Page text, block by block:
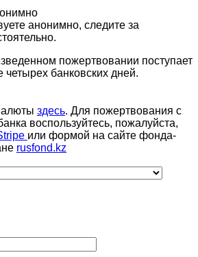
анонимно, следите за
пожертвовании поступает
банковских дней.
здесь. Для пожертвования с
воспользуйтесь, пожалуйста,
или формой на сайте фонда-
rusfond.kz